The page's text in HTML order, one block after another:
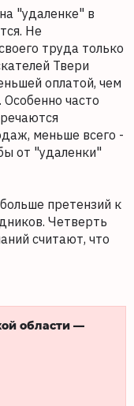
"удаленке" в
Не
труда только
Твери
оплатой, чем
часто
меньше всего -
от "удаленки"
претензий к
Четверть
считают, что
области —